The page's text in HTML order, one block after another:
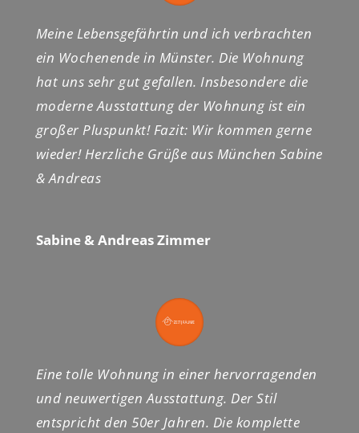
Meine Lebensgefährtin und ich verbrachten
ein Wochenende in Münster. Die Wohnung
hat uns sehr gut gefallen. Insbesondere die
moderne Ausstattung der Wohnung ist ein
großer Pluspunkt! Fazit: Wir kommen gerne
wieder! Herzliche Grüße aus München Sabine
& Andreas
Sabine & Andreas Zimmer
Eine tolle Wohnung in einer hervorragenden
und neuwertigen Ausstattung. Der Stil
entspricht den 50er Jahren. Die komplette